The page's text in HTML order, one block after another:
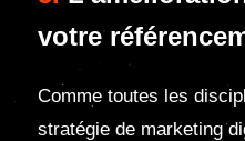
votre
Comme toutes les
stratégie de marketing